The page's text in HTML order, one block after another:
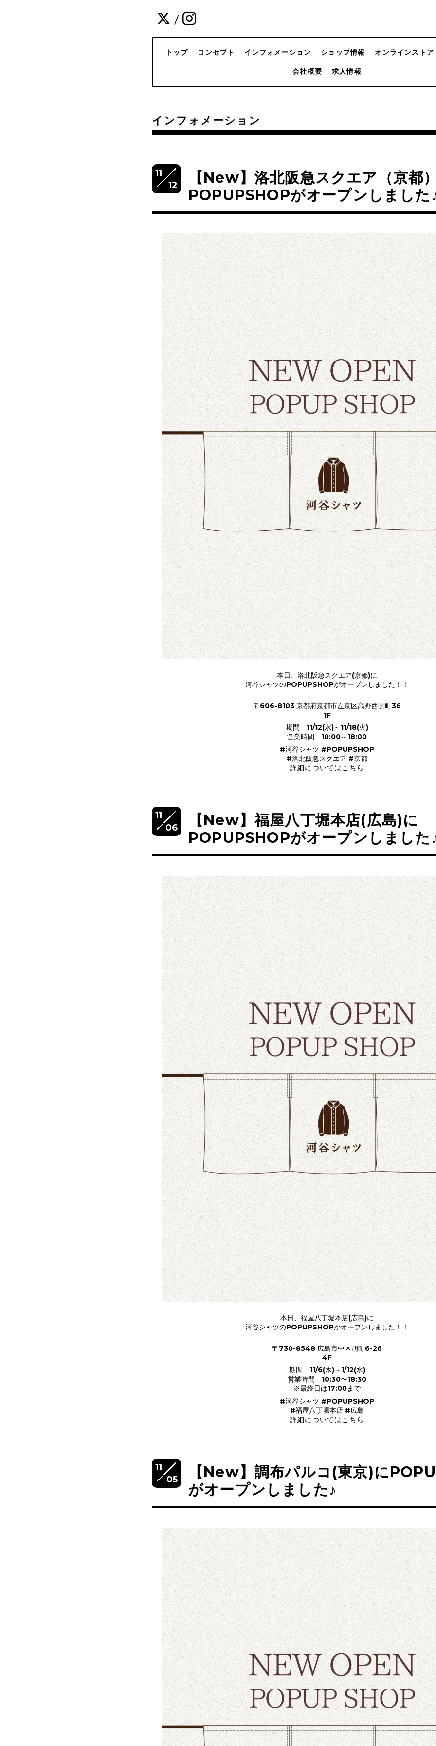
/
トップ コンセプト インフォメーション ショップ情報 オンラインストア
会社概要 求人情報
インフォメーション
11
12
【New】洛北阪急スクエア（京都
POPUPSHOPがオープンしました
本日、洛北阪急スクエア(京都)に
河谷シャツのPOPUPSHOPがオープンしました！！
〒606-8103 京都府京都市左京区高野西開町36
1F
期間 11/12(水)～11/18(火)
営業時間 10:00～18:00
#河谷シャツ #POPUPSHOP
#洛北阪急スクエア #京都
詳細についてはこちら
11
06
【New】福屋八丁堀本店(広島)に
POPUPSHOPがオープンしました
本日、福屋八丁堀本店(広島)に
河谷シャツのPOPUPSHOPがオープンしました！！
〒730-8548 広島市中区胡町6-26
4F
期間 11/6(木)～1/12(水)
営業時間 10:30〜18:30
※最終日は17:00まで
#河谷シャツ #POPUPSHOP
#福屋八丁堀本店 #広島
詳細についてはこちら
11
05
【New】調布パルコ(東京)に
がオープンしました♪